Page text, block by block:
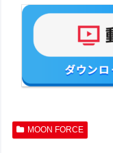
MOON FORCE